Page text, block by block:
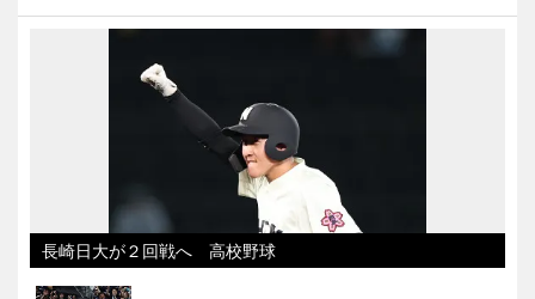
長崎日大が２回戦へ 高校野球